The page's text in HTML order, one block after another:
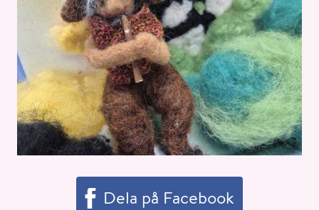
Dela på Facebook